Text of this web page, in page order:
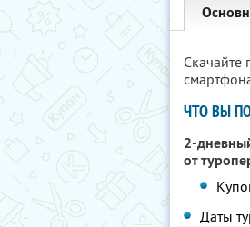
ЧТО ВЫ
2-
от
Даты